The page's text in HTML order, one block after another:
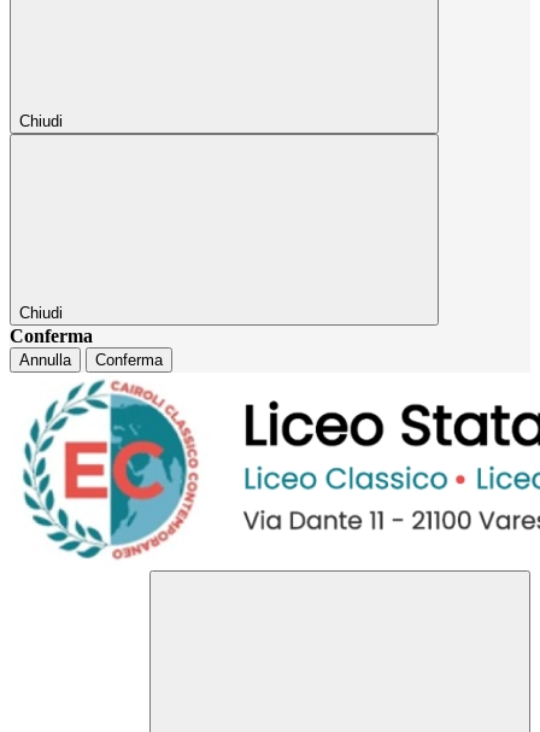
Chiudi
Chiudi
Conferma
Annulla Conferma